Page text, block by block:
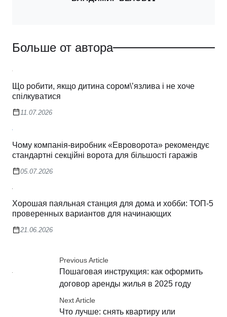
Больше от автора
Що робити, якщо дитина сором\’язлива і не хоче
спілкуватися
11.07.2026
Чому компанія-виробник «Евроворота» рекомендує
стандартні секційні ворота для більшості гаражів
05.07.2026
Хорошая паяльная станция для дома и хобби: ТОП-5
проверенных вариантов для начинающих
21.06.2026
Previous Article
Пошаговая инструкция: как оформить
договор аренды жилья в 2025 году
Next Article
Что лучше: снять квартиру или